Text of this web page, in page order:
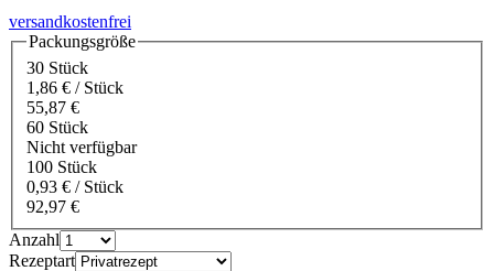
versandkostenfrei
Packungsgröße
30 Stück
1,86 € / Stück
55,87 €
60 Stück
Nicht verfügbar
100 Stück
0,93 € / Stück
92,97 €
Anzahl
Rezeptart